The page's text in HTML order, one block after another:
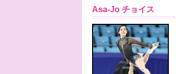
Asa-Jo チョイス